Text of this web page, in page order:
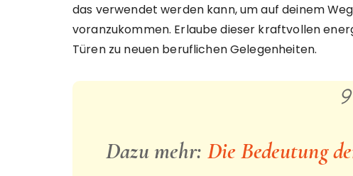
das verwendet werden kann, um auf deinem
voranzukommen. Erlaube dieser kraftvollen
Türen zu neuen beruflichen Gelegenheiten.
Dazu mehr: Die Bedeutung